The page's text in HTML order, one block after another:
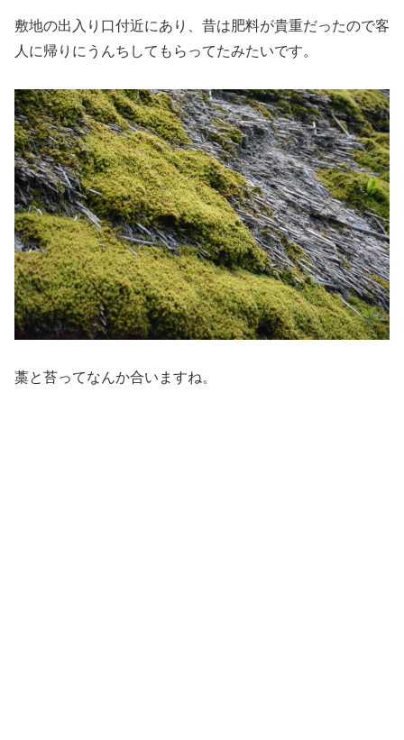
敷地の出入り口付近にあり、昔は肥料が貴重だったので客
人に帰りにうんちしてもらってたみたいです。
藁と苔ってなんか合いますね。